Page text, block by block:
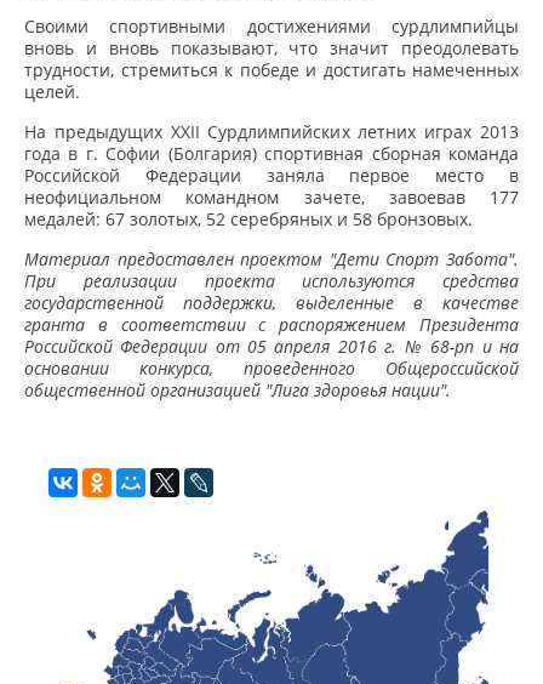
Своими спортивными достижениями сурдлимпийцы
вновь и вновь показывают, что значит преодолевать
трудности, стремиться к победе и достигать намеченных
целей.
На предыдущих XXII Сурдлимпийских летних играх 2013
года в г. Софии (Болгария) спортивная сборная команда
Российской Федерации заняла первое место в
неофициальном командном зачете, завоевав 177
медалей: 67 золотых, 52 серебряных и 58 бронзовых.
Материал предоставлен проектом "Дети Спорт Забота".
При реализации проекта используются средства
государственной поддержки, выделенные в качестве
гранта в соответствии с распоряжением Президента
Российской Федерации от 05 апреля 2016 г. № 68-рп и на
основании конкурса, проведенного Общероссийской
общественной организацией "Лига здоровья нации".